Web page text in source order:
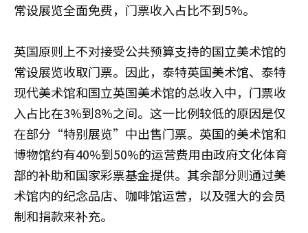
常设展览全面免费，门票收入占比不到5%。
英国原则上不对接受公共预算支持的国立美术馆的
常设展览收取门票。因此，泰特英国美术馆、泰特
现代美术馆和国立英国美术馆的总收入中，门票收
入占比在3%到8%之间。这一比例较低的原因是仅
在部分“特别展览”中出售门票。英国的美术馆和
博物馆约有40%到50%的运营费用由政府文化体育
部的补助和国家彩票基金提供。其余部分则通过美
术馆内的纪念品店、咖啡馆运营，以及强大的会员
制和捐款来补充。